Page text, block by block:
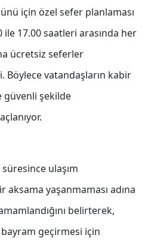
için özel sefer planlaması
ile 17.00 saatleri arasında her
ücretsiz seferler
Böylece vatandaşların kabir
güvenli şekilde
ulaşım
yaşanmaması adına
belirterek,
geçirmesi için